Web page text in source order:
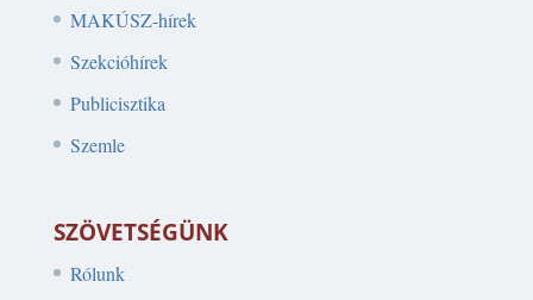
MAKÚSZ-hírek
Szekcióhírek
Publicisztika
Szemle
SZÖVETSÉGÜNK
Rólunk